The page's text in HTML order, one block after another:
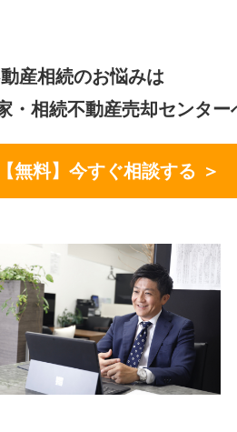
産相続のお悩みは
・相続不動産売却センター
【無料】今すぐ相談する ＞